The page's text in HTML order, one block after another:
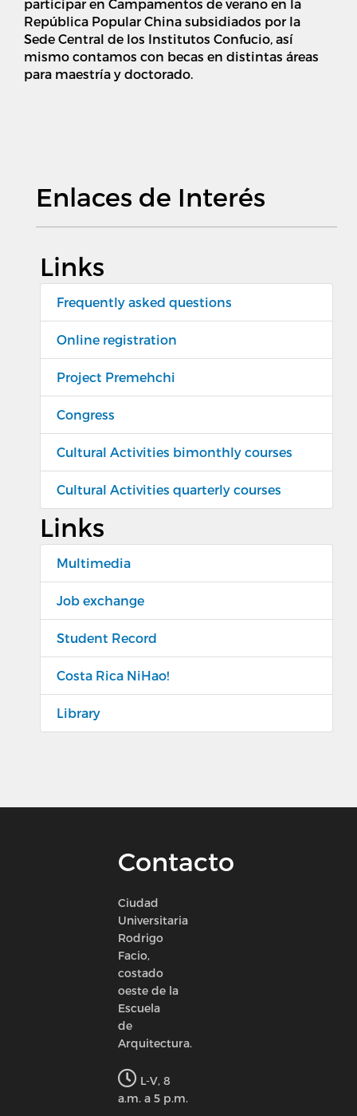
participar en Campamentos de verano en la
República Popular China subsidiados por la
Sede Central de los Institutos Confucio, así
mismo contamos con becas en distintas áreas
para maestría y doctorado.
Enlaces de Interés
Links
Frequently asked questions
Online registration
Project Premehchi
Congress
Cultural Activities bimonthly courses
Cultural Activities quarterly courses
Links
Multimedia
Job exchange
Student Record
Costa Rica NiHao!
Library
Contacto
Ciudad
Universitaria
Rodrigo
Facio,
costado
oeste de la
Escuela
de
Arquitectura.
L-V, 8
a.m. a 5 p.m.